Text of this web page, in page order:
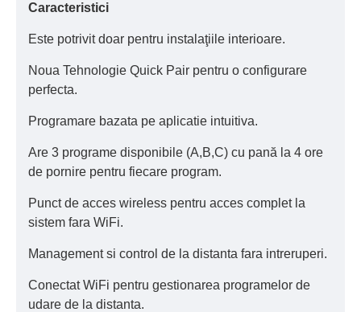
Caracteristici
Este potrivit doar pentru instalaţiile interioare.
Noua Tehnologie Quick Pair pentru o configurare
perfecta.
Programare bazata pe aplicatie intuitiva.
Are 3 programe disponibile (A,B,C) cu pană la 4 ore
de pornire pentru fiecare program.
Punct de acces wireless pentru acces complet la
sistem fara WiFi.
Management si control de la distanta fara intreruperi.
Conectat WiFi pentru gestionarea programelor de
udare de la distanta.